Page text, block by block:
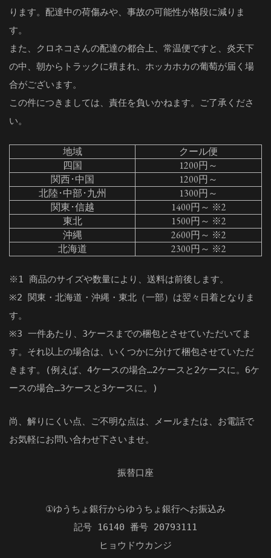
ります。配達中の荷傷みや、事故の可能性が格段に減りま
す。
また、クロネコさんの配達の都合上、常温便ですと、炎天下
の中、朝からトラックに積まれ、ホッカホカの葡萄が届く場
合がございます。
この件につきましては、責任を負いかねます。ご了承くださ
い。
地域
クール便
四国
1200円～
関西･中国
1200円～
北陸･中部･九州
1300円～
関東･信越
1400円～ ※2
東北
1500円～ ※2
沖縄
2600円～ ※2
北海道
2300円～ ※2
※1 商品のサイズや数量により、送料は前後します。
※2 関東・北海道・沖縄・東北（一部）は翌々日着となりま
す。
※3 一件あたり、3ケースまでの梱包とさせていただいてま
す。それ以上の場合は、いくつかに分けて梱包させていただ
きます。(例えば、4ケースの場合…2ケースと2ケースに。6ケ
ースの場合…3ケースと3ケースに。)
尚、解りにくい点、ご不明な点は、メールまたは、お電話で
お気軽にお問い合わせ下さいませ。
振替口座
①ゆうちょ銀行からゆうちょ銀行へお振込み
記号 16140 番号 20793111
ヒョウドウカンジ